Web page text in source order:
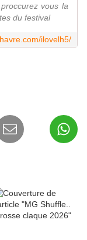
vous la
du festival
ilovelh5/